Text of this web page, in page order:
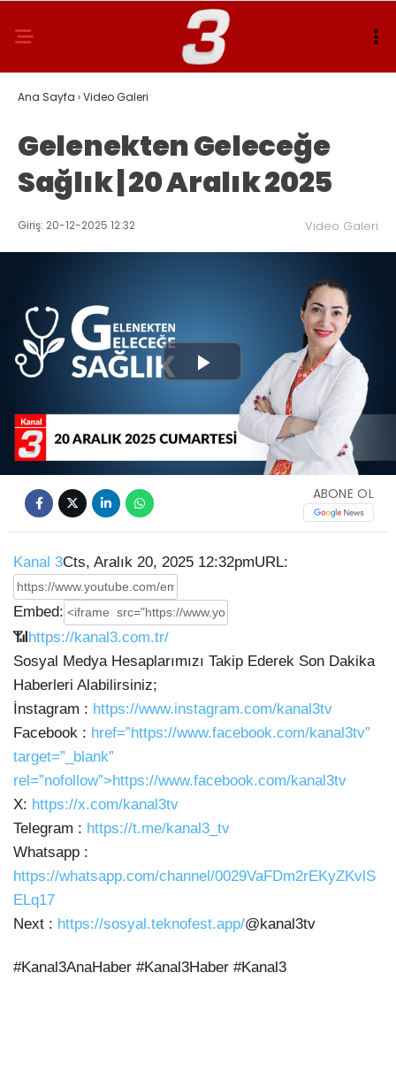
Ana Sayfa ›Video Galeri
Gelenekten Geleceğe
Sağlık | 20 Aralık 2025
Giriş: 20-12-2025 12:32 Video Galeri
Play
Video
ABONE OL
Kanal 3Cts, Aralık 20, 2025 12:32pmURL:
Embed:
📶https://kanal3.com.tr/
Sosyal Medya Hesaplarımızı Takip Ederek Son Dakika
Haberleri Alabilirsiniz;
İnstagram : https://www.instagram.com/kanal3tv
Facebook : href=”https://www.facebook.com/kanal3tv”
target=”_blank”
rel=”nofollow”>https://www.facebook.com/kanal3tv
X: https://x.com/kanal3tv
Telegram : https://t.me/kanal3_tv
Whatsapp :
https://whatsapp.com/channel/0029VaFDm2rEKyZKvlS
ELq17
Next : https://sosyal.teknofest.app/@kanal3tv
#Kanal3AnaHaber #Kanal3Haber #Kanal3